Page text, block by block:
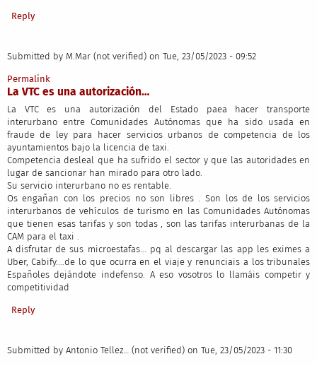
Reply
Submitted by M.Mar (not verified) on Tue, 23/05/2023 - 09:52
Permalink
La VTC es una autorización…
La VTC es una autorización del Estado paea hacer transporte
interurbano entre Comunidades Autónomas que ha sido usada en
fraude de ley para hacer servicios urbanos de competencia de los
ayuntamientos bajo la licencia de taxi.
Competencia desleal que ha sufrido el sector y que las autoridades en
lugar de sancionar han mirado para otro lado.
Su servicio interurbano no es rentable.
Os engañan con los precios no son libres . Son los de los servicios
interurbanos de vehículos de turismo en las Comunidades Autónomas
que tienen esas tarifas y son todas , son las tarifas interurbanas de la
CAM para el taxi .
A disfrutar de sus microestafas... pq al descargar las app les eximes a
Uber, Cabify....de lo que ocurra en el viaje y renunciais a los tribunales
Españoles dejándote indefenso. A eso vosotros lo llamáis competir y
competitividad
Reply
Submitted by Antonio Tellez… (not verified) on Tue, 23/05/2023 - 11:30